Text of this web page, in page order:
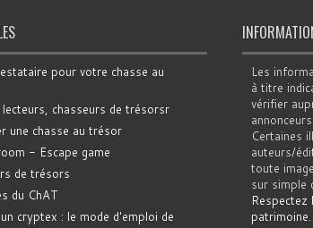
pour votre chasse au
lecteurs, chasseurs de trésorsr
une chasse au trésor
- Escape game
de trésors
du ChAT
cryptex : le mode d'emploi de
Les
à titre
vérifier
Certaines
auteurs/
toute
sur simple
patrimoine.